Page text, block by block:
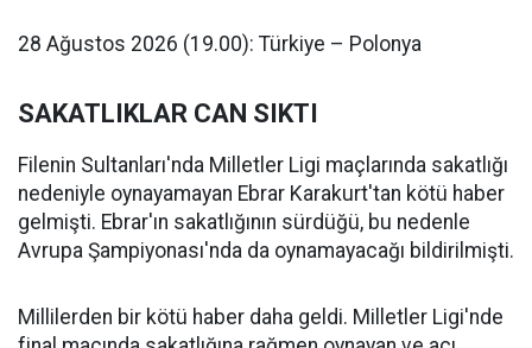
28 Ağustos 2026 (19.00): Türkiye – Polonya
SAKATLIKLAR CAN SIKTI
Filenin Sultanları'nda Milletler Ligi maçlarında sakatlığı
nedeniyle oynayamayan Ebrar Karakurt'tan kötü haber
gelmişti. Ebrar'ın sakatlığının sürdüğü, bu nedenle
Avrupa Şampiyonası'nda da oynamayacağı bildirilmişti.
Millilerden bir kötü haber daha geldi. Milletler Ligi'nde